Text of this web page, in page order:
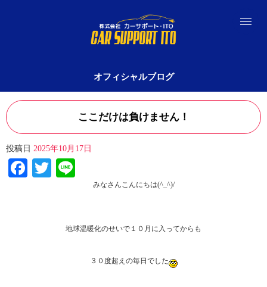
オフィシャルブログ
ここだけは負けません！
投稿日 2025年10月17日
Facebook
Twitter
みなさんこんにちは(^_^)/
地球温暖化のせいで１０月に入ってからも
３０度超えの毎日でした